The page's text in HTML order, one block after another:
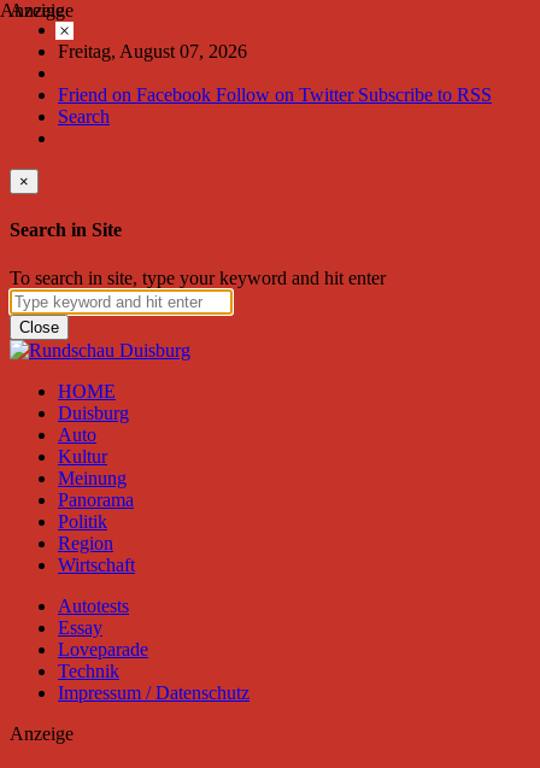
Freitag, August 07, 2026
Friend on Facebook Follow on Twitter Subscribe to RSS
Search
×
Search in Site
To search in site, type your keyword and hit enter
Close
HOME
Duisburg
Auto
Kultur
Meinung
Panorama
Politik
Region
Wirtschaft
Autotests
Essay
Loveparade
Technik
Impressum / Datenschutz
Anzeige
Anzeige
×
Anzeige